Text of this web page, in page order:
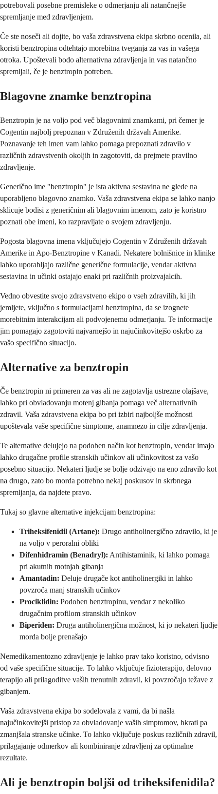
potrebovali posebne premisleke o odmerjanju ali natančnejše
spremljanje med zdravljenjem.
Če ste noseči ali dojite, bo vaša zdravstvena ekipa skrbno ocenila, ali
koristi benztropina odtehtajo morebitna tveganja za vas in vašega
otroka. Upoštevali bodo alternativna zdravljenja in vas natančno
spremljali, če je benztropin potreben.
Blagovne znamke benztropina
Benztropin je na voljo pod več blagovnimi znamkami, pri čemer je
Cogentin najbolj prepoznan v Združenih državah Amerike.
Poznavanje teh imen vam lahko pomaga prepoznati zdravilo v
različnih zdravstvenih okoljih in zagotoviti, da prejmete pravilno
zdravljenje.
Generično ime "benztropin" je ista aktivna sestavina ne glede na
uporabljeno blagovno znamko. Vaša zdravstvena ekipa se lahko nanjo
sklicuje bodisi z generičnim ali blagovnim imenom, zato je koristno
poznati obe imeni, ko razpravljate o svojem zdravljenju.
Pogosta blagovna imena vključujejo Cogentin v Združenih državah
Amerike in Apo-Benztropine v Kanadi. Nekatere bolnišnice in klinike
lahko uporabljajo različne generične formulacije, vendar aktivna
sestavina in učinki ostajajo enaki pri različnih proizvajalcih.
Vedno obvestite svojo zdravstveno ekipo o vseh zdravilih, ki jih
jemljete, vključno s formulacijami benztropina, da se izognete
morebitnim interakcijam ali podvojenemu odmerjanju. Te informacije
jim pomagajo zagotoviti najvarnejšo in najučinkovitejšo oskrbo za
vašo specifično situacijo.
Alternative za benztropin
Če benztropin ni primeren za vas ali ne zagotavlja ustrezne olajšave,
lahko pri obvladovanju motenj gibanja pomaga več alternativnih
zdravil. Vaša zdravstvena ekipa bo pri izbiri najboljše možnosti
upoštevala vaše specifične simptome, anamnezo in cilje zdravljenja.
Te alternative delujejo na podoben način kot benztropin, vendar imajo
lahko drugačne profile stranskih učinkov ali učinkovitost za vašo
posebno situacijo. Nekateri ljudje se bolje odzivajo na eno zdravilo kot
na drugo, zato bo morda potrebno nekaj poskusov in skrbnega
spremljanja, da najdete pravo.
Tukaj so glavne alternative injekcijam benztropina:
Triheksifenidil (Artane): Drugo antiholinergično zdravilo, ki je
na voljo v peroralni obliki
Difenhidramin (Benadryl): Antihistaminik, ki lahko pomaga
pri akutnih motnjah gibanja
Amantadin: Deluje drugače kot antiholinergiki in lahko
povzroča manj stranskih učinkov
Prociklidin: Podoben benztropinu, vendar z nekoliko
drugačnim profilom stranskih učinkov
Biperiden: Druga antiholinergična možnost, ki jo nekateri ljudje
morda bolje prenašajo
Nemedikamentozno zdravljenje je lahko prav tako koristno, odvisno
od vaše specifične situacije. To lahko vključuje fizioterapijo, delovno
terapijo ali prilagoditve vaših trenutnih zdravil, ki povzročajo težave z
gibanjem.
Vaša zdravstvena ekipa bo sodelovala z vami, da bi našla
najučinkovitejši pristop za obvladovanje vaših simptomov, hkrati pa
zmanjšala stranske učinke. To lahko vključuje poskus različnih zdravil,
prilagajanje odmerkov ali kombiniranje zdravljenj za optimalne
rezultate.
Ali je benztropin boljši od triheksifenidila?